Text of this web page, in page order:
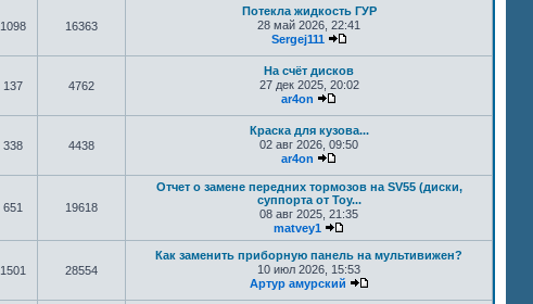
1098 16363
Потекла жидкость ГУР
28 май 2026, 22:41
Sergej111
137 4762
На счёт дисков
27 дек 2025, 20:02
ar4on
338 4438
Краска для кузова...
02 авг 2026, 09:50
ar4on
651 19618
Отчет о замене передних тормозов на SV55 (диски,
суппорта от Toy...
08 авг 2025, 21:35
matvey1
1501 28554
Как заменить приборную панель на мультивижен?
10 июл 2026, 15:53
Артур амурский